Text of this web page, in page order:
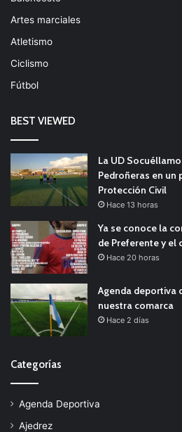
Artes marciales
Atletismo
Ciclismo
Fútbol
BEST VIEWED
La UD
Pedroñeras en un
Protección Civil
Hace 13 horas
Ya se conoce la
de Preferente y el
Hace 20 horas
Agenda deportiva
nuestra comarca
Hace 2 días
Categorías
Agenda Deportiva
Ajedrez